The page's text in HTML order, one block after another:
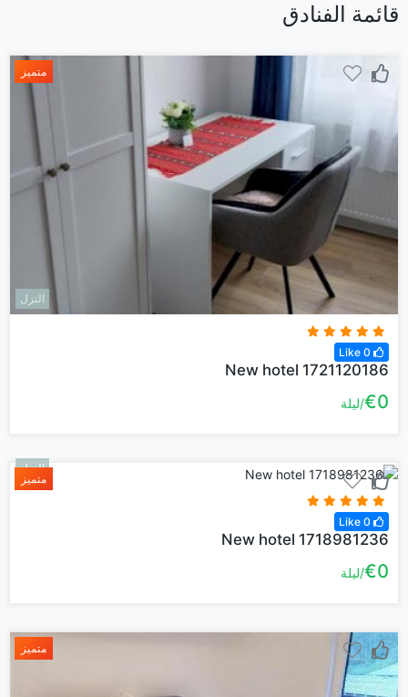
قائمة الفنادق
النزل
متميز
0 Like
New hotel 1721120186
€0 ليلة
النزل
متميز
0 Like
New hotel 1718981236
€0 ليلة
متميز